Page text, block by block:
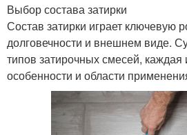
Выбор состава затирки
Состав затирки играет ключевую
долговечности и внешнем виде.
типов затирочных смесей, каждая
особенности и области